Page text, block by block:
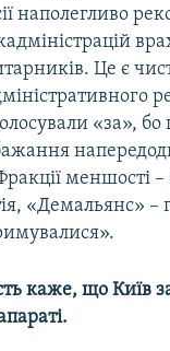
наполегливо
Це є
«за»,
меншості
«Демальянс» –
каже, що Київ